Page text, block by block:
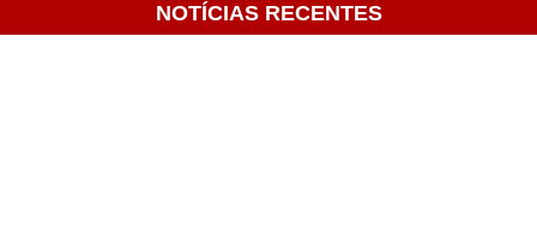
NOTÍCIAS RECENTES